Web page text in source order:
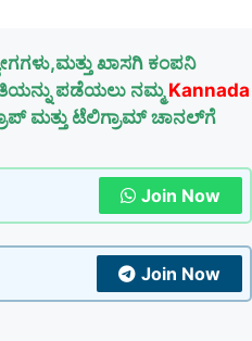
ಖಾಸಗಿ ಕಂಪನಿ
ಪಡೆಯಲು ನಮ್ಮ Kannada
ಮತ್ತು ಟೆಲಿಗ್ರಾಮ್ ಚಾನಲ್‌ಗೆ
Join Now
Join Now